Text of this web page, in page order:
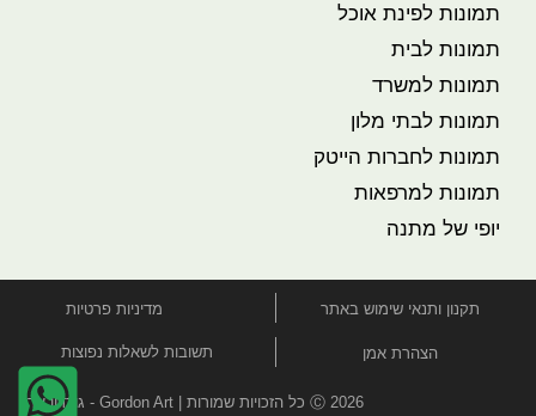
תמונות לפינת אוכל
תמונות לבית
תמונות למשרד
תמונות לבתי מלון
תמונות לחברות הייטק
תמונות למרפאות
יופי של מתנה
תקנון ותנאי שימוש באתר מדיניות פרטיות
הצהרת אמן תשובות לשאלות נפוצות
Ⓒ 2026 כל הזכויות שמורות | Gordon Art - גורדון ארט